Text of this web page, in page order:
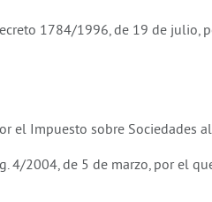
1784/1996, de 19 de julio,
el Impuesto sobre Sociedades
4/2004, de 5 de marzo, por el